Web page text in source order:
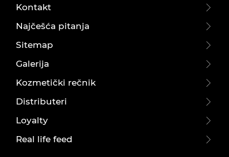
Kontakt
Najčešća pitanja
Sitemap
Galerija
Kozmetički rečnik
Distributeri
Loyalty
Real life feed